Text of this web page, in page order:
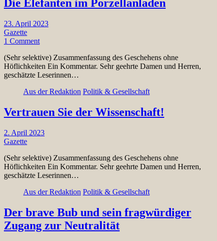
Die Elefanten im Porzellanladen
23. April 2023
Gazette
1 Comment
(Sehr selektive) Zusammenfassung des Geschehens ohne
Höflichkeiten Ein Kommentar. Sehr geehrte Damen und Herren,
geschätzte Leserinnen…
Aus der Redaktion Politik & Gesellschaft
Vertrauen Sie der Wissenschaft!
2. April 2023
Gazette
(Sehr selektive) Zusammenfassung des Geschehens ohne
Höflichkeiten Ein Kommentar. Sehr geehrte Damen und Herren,
geschätzte Leserinnen…
Aus der Redaktion Politik & Gesellschaft
Der brave Bub und sein fragwürdiger
Zugang zur Neutralität